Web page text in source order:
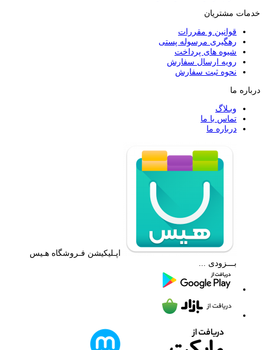
خدمات مشتریان
قوانین و مقررات
رهگیری مرسوله پستی
شیوه های پرداخت
رویه ارسال سفارش
نحوه ثبت سفارش
درباره ما
وبـلاگ
تماس با ما
درباره ما
اپـلیکیشن فـروشگاه هـیس
بـــزودی ...